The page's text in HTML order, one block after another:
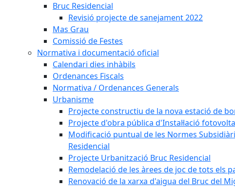
Bruc Residencial
Revisió projecte de sanejament 2022
Mas Grau
Comissió de Festes
Normativa i documentació oficial
Calendari dies inhàbils
Ordenances Fiscals
Normativa / Ordenances Generals
Urbanisme
Projecte constructiu de la nova estació de
Projecte d'obra pública d'Instal·lació
Modificació puntual de les Normes
Residencial
Projecte Urbanització Bruc Residencial
Remodelació de les àrees de joc de tots els
Renovació de la xarxa d'aigua del Bruc del